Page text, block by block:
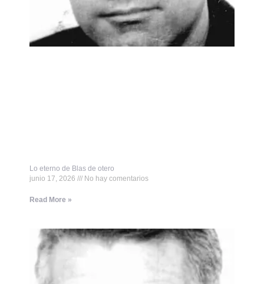
Lo eterno de Blas de otero
junio 17, 2026
No hay comentarios
Read More »